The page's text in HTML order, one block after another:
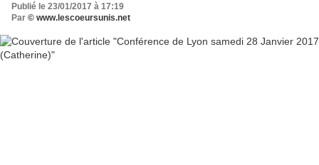
Publié le 23/01/2017 à 17:19
Par © www.lescoeursunis.net